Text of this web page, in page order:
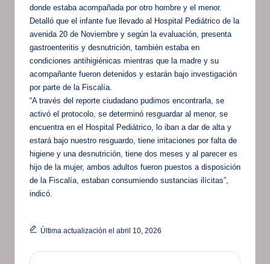
donde estaba acompañada por otro hombre y el menor.
Detalló que el infante fue llevado al Hospital Pediátrico de la
avenida 20 de Noviembre y según la evaluación, presenta
gastroenteritis y desnutrición, también estaba en
condiciones antihigiénicas mientras que la madre y su
acompañante fueron detenidos y estarán bajo investigación
por parte de la Fiscalía.
“A través del reporte ciudadano pudimos encontrarla, se
activó el protocolo, se determinó resguardar al menor, se
encuentra en el Hospital Pediátrico, lo iban a dar de alta y
estará bajo nuestro resguardo, tiene irritaciones por falta de
higiene y una desnutrición, tiene dos meses y al parecer es
hijo de la mujer, ambos adultos fueron puestos a disposición
de la Fiscalía, estaban consumiendo sustancias ilícitas”,
indicó.
Última actualización el abril 10, 2026